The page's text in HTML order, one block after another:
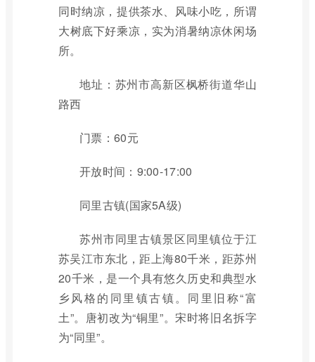
同时纳凉，提供茶水、风味小吃，所谓
大树底下好乘凉，实为消暑纳凉休闲场
所。
地址：苏州市高新区枫桥街道华山
路西
门票：60元
开放时间：9:00-17:00
同里古镇(国家5A级)
苏州市同里古镇景区同里镇位于江
苏吴江市东北，距上海80千米，距苏州
20千米，是一个具有悠久历史和典型水
乡风格的同里镇古镇。同里旧称“富
土”。唐初改为“铜里”。宋时将旧名拆字
为“同里”。